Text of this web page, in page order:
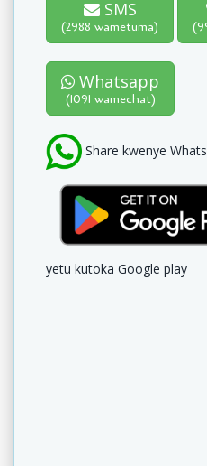
SMS
(2988 wametuma)
Whatsapp
(1091 wamechat)
Share kwenye
yetu kutoka Google play